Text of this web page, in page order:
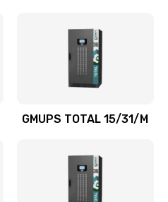
GMUPS TOTAL 15/31/M